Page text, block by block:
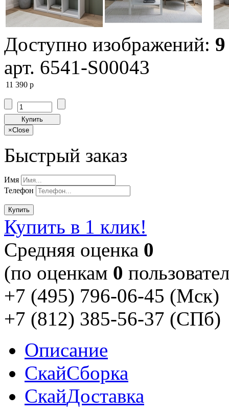
Доступно изображений: 9
арт. 6541-S00043
11 390 p
Купить
×Close
Быстрый заказ
Имя
Телефон
Купить
Купить в 1 клик!
Cредняя оценка 0
(по оценкам 0
+7 (495) 796-06-45 (Мск)
+7 (812) 385-56-37 (СПб)
Описание
СкайСборка
СкайДоставка